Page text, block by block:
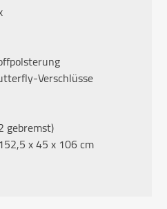
Verschlüsse
gebremst)
x 45 x 106 cm